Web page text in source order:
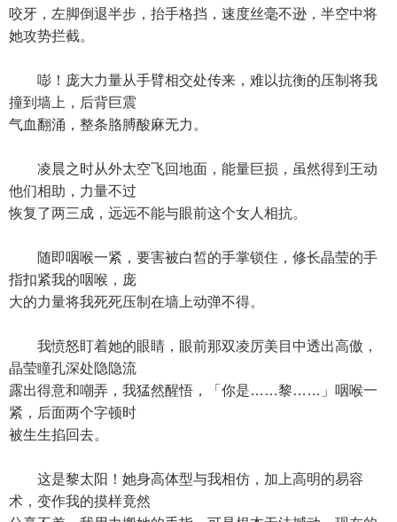
咬牙，左脚倒退半步，抬手格挡，速度丝毫不逊，半空中将
她攻势拦截。
嘭！庞大力量从手臂相交处传来，难以抗衡的压制将我
撞到墙上，后背巨震
气血翻涌，整条胳膊酸麻无力。
凌晨之时从外太空飞回地面，能量巨损，虽然得到王动
他们相助，力量不过
恢复了两三成，远远不能与眼前这个女人相抗。
随即咽喉一紧，要害被白皙的手掌锁住，修长晶莹的手
指扣紧我的咽喉，庞
大的力量将我死死压制在墙上动弹不得。
我愤怒盯着她的眼睛，眼前那双凌厉美目中透出高傲，
晶莹瞳孔深处隐隐流
露出得意和嘲弄，我猛然醒悟，「你是……黎……」咽喉一
紧，后面两个字顿时
被生生掐回去。
这是黎太阳！她身高体型与我相仿，加上高明的易容
术，变作我的摸样竟然